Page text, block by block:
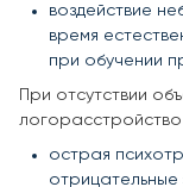
воздействие
время
при обучении
При отсутствии
острая
отрицательные